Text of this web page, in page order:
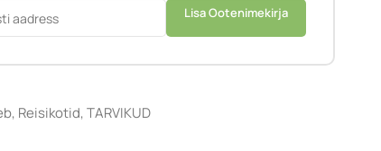
Lisa Ootenimekirja
, Reisikotid, TARVIKUD